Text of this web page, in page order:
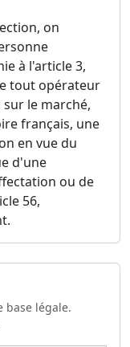
on
à l'article 3,
tout opérateur
le marché,
français, une
en vue du
d'une
ou de
56,
base légale.